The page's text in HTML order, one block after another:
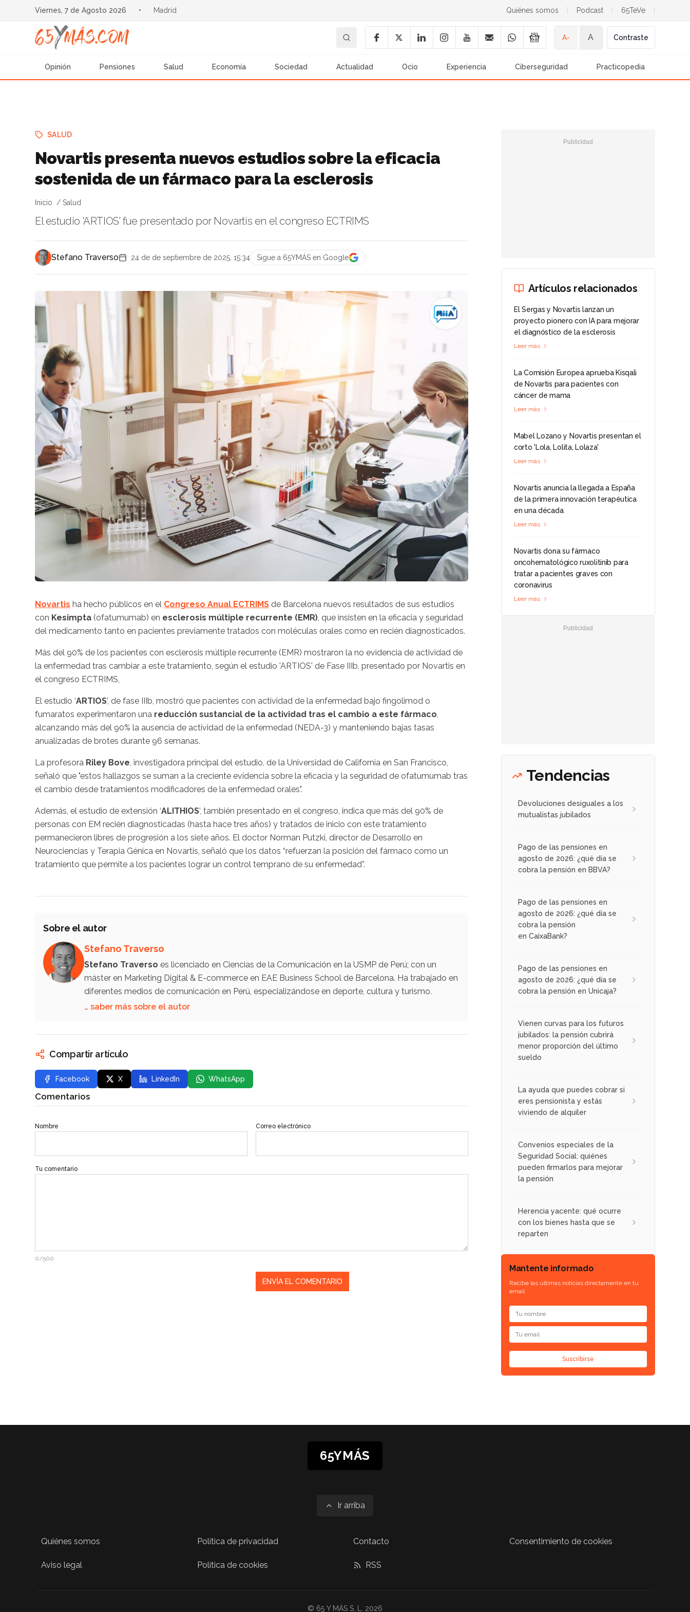
Viernes, 7 de Agosto 2026 • Madrid Quiénes somos Podcast 65TeVe
A- A Contraste
Opinión Pensiones Salud Economía Sociedad Actualidad Ocio Experiencia Ciberseguridad Practicopedia
SALUD
Novartis presenta nuevos estudios sobre la eficacia
sostenida de un fármaco para la esclerosis
Inicio Salud
El estudio 'ARTIOS' fue presentado por Novartis en el congreso ECTRIMS
Stefano Traverso 24 de de septiembre de 2025, 15:34 Sigue a 65YMÁS en Google
Novartis ha hecho públicos en el Congreso Anual ECTRIMS de Barcelona nuevos resultados de sus estudios
con Kesimpta (ofatumumab) en esclerosis múltiple recurrente (EMR) , que insisten en la eficacia y seguridad
del medicamento tanto en pacientes previamente tratados con moléculas orales como en recién diagnosticados.
Más del 90% de los pacientes con esclerosis múltiple recurrente (EMR) mostraron la no evidencia de actividad de
la enfermedad tras cambiar a este tratamiento, según el estudio 'ARTIOS' de Fase IIIb, presentado por Novartis en
el congreso ECTRIMS,
El estudio ‘ARTIOS’, de fase IIIb, mostró que pacientes con actividad de la enfermedad bajo fingolimod o
fumaratos experimentaron una reducción sustancial de la actividad tras el cambio a este fármaco
alcanzando más del 90% la ausencia de actividad de la enfermedad (NEDA-3) y manteniendo bajas tasas
anualizadas de brotes durante 96 semanas.
La profesora Riley Bove , investigadora principal del estudio, de la Universidad de California en San Francisco,
señaló que "estos hallazgos se suman a la creciente evidencia sobre la eficacia y la seguridad de ofatumumab tras
el cambio desde tratamientos modificadores de la enfermedad orales".
Además, el estudio de extensión ‘ALITHIOS’, también presentado en el congreso, indica que más del 90% de
personas con EM recién diagnosticadas (hasta hace tres años) y tratados de inicio con este tratamiento
permanecieron libres de progresión a los siete años. El doctor Norman Putzki, director de Desarrollo en
Neurociencias y Terapia Génica en Novartis, señaló que los datos “refuerzan la posición del fármaco como un
tratamiento que permite a los pacientes lograr un control temprano de su enfermedad”.
Sobre el autor
Stefano Traverso
Stefano Traverso es licenciado en Ciencias de la Comunicación en la USMP de Perú; con un
máster en Marketing Digital & E-commerce en EAE Business School de Barcelona. Ha trabajado en
diferentes medios de comunicación en Perú, especializándose en deporte, cultura y turismo.
… saber más sobre el autor
Compartir artículo
Facebook X LinkedIn WhatsApp
Comentarios
Nombre Correo electrónico
Tu comentario
0/500
Artículos relacionados
El Sergas y Novartis lanzan un
proyecto pionero con IA para mejorar
el diagnóstico de la esclerosis
Leer más
La Comisión Europea aprueba Kisqali
de Novartis para pacientes con
cáncer de mama
Leer más
Mabel Lozano y Novartis presentan el
corto 'Lola, Lolita, Lolaza'
Leer más
Novartis anuncia la llegada a España
de la primera innovación terapéutica
en una década
Leer más
Novartis dona su fármaco
oncohematológico ruxolitinib para
tratar a pacientes graves con
coronavirus
Leer más
Tendencias
Devoluciones desiguales a los
mutualistas jubilados
Pago de las pensiones en
agosto de 2026: ¿qué día se
cobra la pensión en BBVA?
Pago de las pensiones en
agosto de 2026: ¿qué día se
cobra la pensión
en CaixaBank?
Pago de las pensiones en
agosto de 2026: ¿qué día se
cobra la pensión en Unicaja?
Vienen curvas para los futuros
jubilados: la pensión cubrirá
menor proporción del último
sueldo
La ayuda que puedes cobrar si
eres pensionista y estás
viviendo de alquiler
Convenios especiales de la
Seguridad Social: quiénes
pueden firmarlos para mejorar
la pensión
Herencia yacente: qué ocurre
con los bienes hasta que se
reparten
Mantente informado
Recibe las últimas noticias directamente en tu
email.
Suscribirse
65YMÁS
Ir arriba
Quiénes somos
Aviso legal
Política de privacidad
Política de cookies
Contacto
RSS
Consentimiento de cookies
© 65 Y MÁS S. L. 2026